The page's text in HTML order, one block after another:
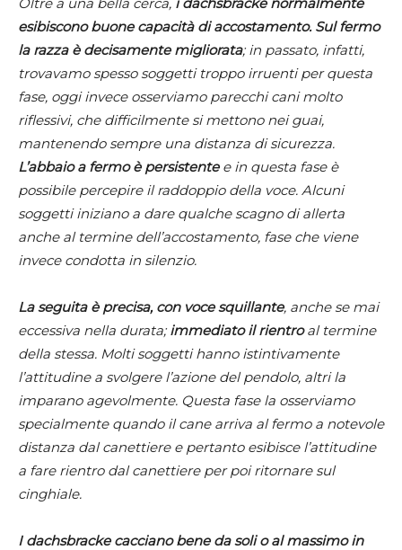
esibiscono buone capacità di accostamento. Sul fermo
la razza è decisamente migliorata; in passato, infatti,
trovavamo spesso soggetti troppo irruenti per questa
fase, oggi invece osserviamo parecchi cani molto
riflessivi, che difficilmente si mettono nei guai,
mantenendo sempre una distanza di sicurezza.
L’abbaio a fermo è persistentee in questa fase è
possibile percepire il raddoppio della voce. Alcuni
soggetti iniziano a dare qualche scagno di allerta
anche al termine dell’accostamento, fase che viene
invece condotta in silenzio.
La seguita è precisa, con voce squillante, anche se mai
eccessiva nella durata;immediato il rientroal termine
della stessa. Molti soggetti hanno istintivamente
l’attitudine a svolgere l’azione del pendolo, altri la
imparano agevolmente. Questa fase la osserviamo
specialmente quando il cane arriva al fermo a notevole
distanza dal canettiere e pertanto esibisce l’attitudine
a fare rientro dal canettiere per poi ritornare sul
cinghiale.
I dachsbracke cacciano bene da soli o al massimo in